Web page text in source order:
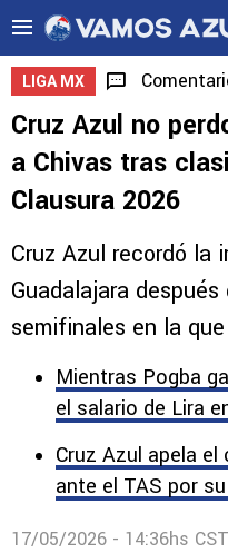
LIGA MX
Cruz Azul no
a Chivas tras
Clausura 2026
Cruz Azul recordó la
Guadalajara
semifinales en la
Mientras Pogba
el salario de Lira
Cruz Azul apela
ante el TAS por
17/05/2026 - 14:36hs CST